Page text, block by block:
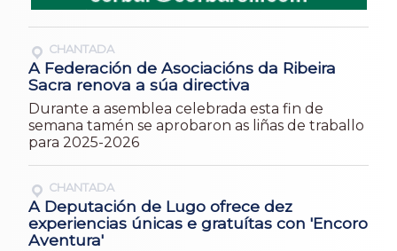
CHANTADA
A Federación de Asociacións da Ribeira
Sacra renova a súa directiva
Durante a asemblea celebrada esta fin de
semana tamén se aprobaron as liñas de traballo
para 2025-2026
CHANTADA
A Deputación de Lugo ofrece dez
experiencias únicas e gratuítas con 'Encoro
Aventura'